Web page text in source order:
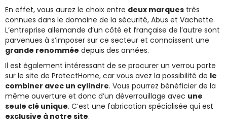
En effet, vous aurez le choix entre deux marques très
connues dans le domaine de la sécurité, Abus et Vachette.
L’entreprise allemande d’un côté et française de l’autre sont
parvenues à s’imposer sur ce secteur et connaissent une
grande renommée depuis des années.
Il est également intéressant de se procurer un verrou porte
sur le site de ProtectHome, car vous avez la possibilité de le
combiner avec un cylindre. Vous pourrez bénéficier de la
même ouverture et donc d’un déverrouillage avec une
seule clé unique. C’est une fabrication spécialisée qui est
exclusive à notre site.